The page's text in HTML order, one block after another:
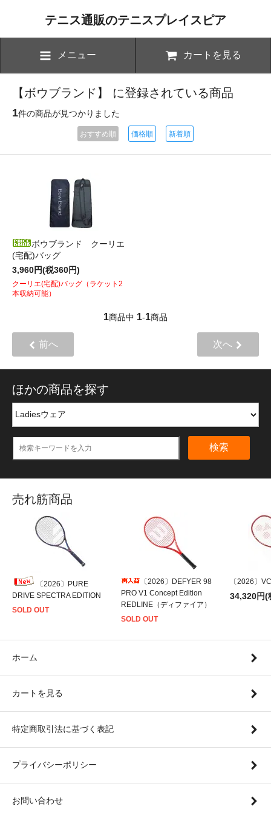
テニス通販のテニスプレイスピア
メニュー カートを見る
【ボウブランド】 に登録されている商品
1件の商品が見つかりました
おすすめ順 価格順 新着順
ボウブランド クーリエ
(宅配)バッグ
3,960円(税360円)
クーリエ(宅配)バッグ（ラケット2
本収納可能）
1商品中 1-1商品
前へ 次へ
ほかの商品を探す
検索
売れ筋商品
〔2026〕PURE
DRIVE SPECTRA EDITION
SOLD OUT
〔2026〕DEFYER 98
PRO V1 Concept Edition
REDLINE（ディファイア）
SOLD OUT
〔2026〕
34,320円(
ホーム
カートを見る
特定商取引法に基づく表記
プライバシーポリシー
お問い合わせ